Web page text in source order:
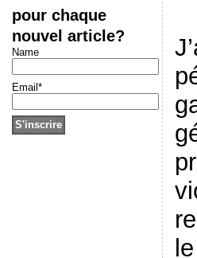
pour chaque
nouvel article?
Name
Email*